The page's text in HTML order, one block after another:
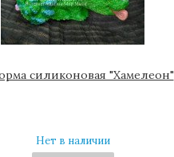
силиконовая "Хамелеон"
Нет в наличии